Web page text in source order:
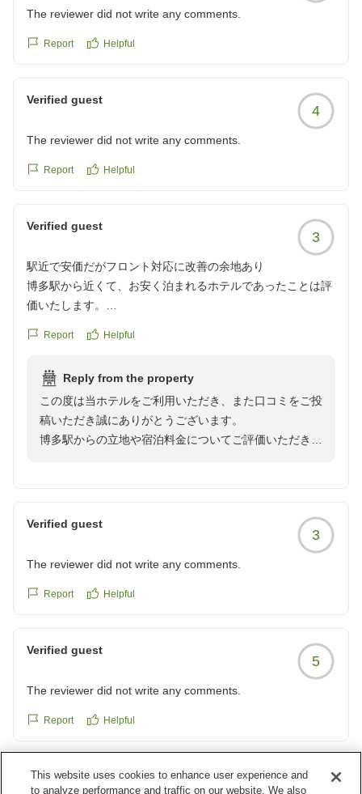
The reviewer did not write any comments.
Report Helpful
Verified guest
4
The reviewer did not write any comments.
Report Helpful
Verified guest
3
駅近で安価だがフロント対応に改善の余地あり
博多駅から近くて、お安く泊まれるホテルであったことは評
価いたします。
いただきたい点がありました。
が、15時以降に再度名前を伝えることになり、最初に確認し
た理由がわかりませんでした。
2 15時前に荷物を預けていましたが、チェックイン時に受け
取れず、再度フロントへ行く必要がありました。
待つことを指示するのみではフロント対応として不十分で、
お待たせして恐れ入りますといった声かけがなかったことが
気になりました。
https://review.travel.rakuten.co.jp/hotel/voice/1227?
Report Helpful
Reply from the property
この度は当ホテルをご利用いただき、また口コミをご投
稿いただき誠にありがとうございます。
博多駅からの立地や宿泊料金についてご評価いただきま
まず、お名前を二度お伺いした件につきましては、お客
様の大切な個人情報を取り扱っておりますため、チェッ
クインのお手続きは必ずお名前を確認したうえで行って
それぞれ目的が異なりますので、ご理解いただけますと
際にお渡ししております番号札と引き換えでお返しする
運用となっております。安全にお荷物をお返しするため
の手順でございますので、ご協力をお願いしておりま
階アメニティコーナーをご案内しております。今回ご案
内が十分に伝わらなかった可能性もございますが、今後
もより分かりやすいご案内を心掛けてまいります。
Verified guest
3
The reviewer did not write any comments.
Report Helpful
Verified guest
5
The reviewer did not write any comments.
Report Helpful
Verified guest
This website uses cookies to enhance user experience and
to analyze performance and traffic on our website. We also